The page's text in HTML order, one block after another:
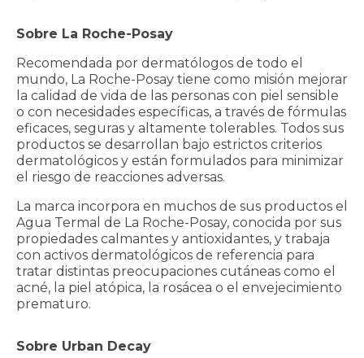
Sobre La Roche-Posay
Recomendada por dermatólogos de todo el
mundo, La Roche-Posay tiene como misión mejorar
la calidad de vida de las personas con piel sensible
o con necesidades específicas, a través de fórmulas
eficaces, seguras y altamente tolerables. Todos sus
productos se desarrollan bajo estrictos criterios
dermatológicos y están formulados para minimizar
el riesgo de reacciones adversas.
La marca incorpora en muchos de sus productos el
Agua Termal de La Roche-Posay, conocida por sus
propiedades calmantes y antioxidantes, y trabaja
con activos dermatológicos de referencia para
tratar distintas preocupaciones cutáneas como el
acné, la piel atópica, la rosácea o el envejecimiento
prematuro.
Sobre Urban Decay